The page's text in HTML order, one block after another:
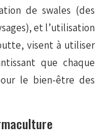
de swales (des
et l’utilisation
visent à utiliser
que chaque
le bien-être des